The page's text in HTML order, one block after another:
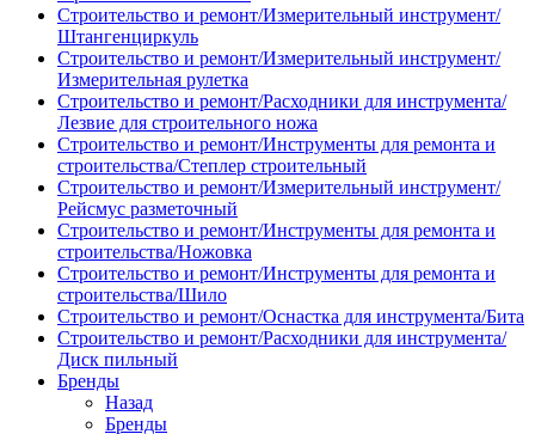
Строительство и ремонт/Измерительный инструмент/
Штангенциркуль
Строительство и ремонт/Измерительный инструмент/
Измерительная рулетка
Строительство и ремонт/Расходники для инструмента/
Лезвие для строительного ножа
Строительство и ремонт/Инструменты для ремонта и
строительства/Степлер строительный
Строительство и ремонт/Измерительный инструмент/
Рейсмус разметочный
Строительство и ремонт/Инструменты для ремонта и
строительства/Ножовка
Строительство и ремонт/Инструменты для ремонта и
строительства/Шило
Строительство и ремонт/Оснастка для инструмента/Бита
Строительство и ремонт/Расходники для инструмента/
Диск пильный
Бренды
Назад
Бренды